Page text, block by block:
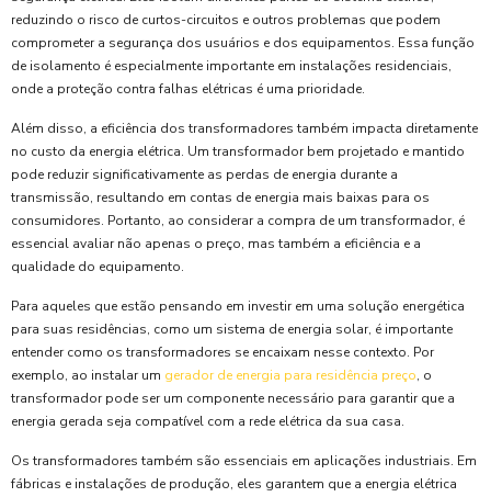
reduzindo o risco de curtos-circuitos e outros problemas que podem
comprometer a segurança dos usuários e dos equipamentos. Essa função
de isolamento é especialmente importante em instalações residenciais,
onde a proteção contra falhas elétricas é uma prioridade.
Além disso, a eficiência dos transformadores também impacta diretamente
no custo da energia elétrica. Um transformador bem projetado e mantido
pode reduzir significativamente as perdas de energia durante a
transmissão, resultando em contas de energia mais baixas para os
consumidores. Portanto, ao considerar a compra de um transformador, é
essencial avaliar não apenas o preço, mas também a eficiência e a
qualidade do equipamento.
Para aqueles que estão pensando em investir em uma solução energética
para suas residências, como um sistema de energia solar, é importante
entender como os transformadores se encaixam nesse contexto. Por
exemplo, ao instalar um gerador de energia para residência preço, o
transformador pode ser um componente necessário para garantir que a
energia gerada seja compatível com a rede elétrica da sua casa.
Os transformadores também são essenciais em aplicações industriais. Em
fábricas e instalações de produção, eles garantem que a energia elétrica